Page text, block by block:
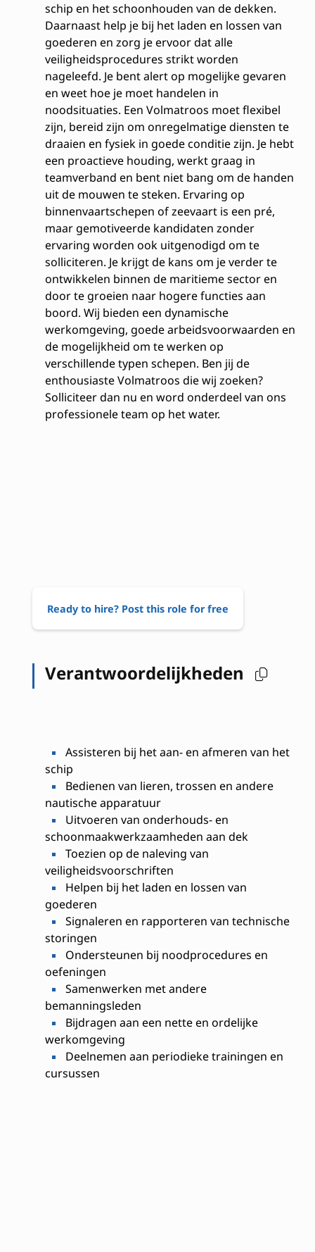
schip en het schoonhouden van de dekken.
Daarnaast help je bij het laden en lossen van
goederen en zorg je ervoor dat alle
veiligheidsprocedures strikt worden
nageleefd. Je bent alert op mogelijke gevaren
en weet hoe je moet handelen in
noodsituaties. Een Volmatroos moet flexibel
zijn, bereid zijn om onregelmatige diensten te
draaien en fysiek in goede conditie zijn. Je hebt
een proactieve houding, werkt graag in
teamverband en bent niet bang om de handen
uit de mouwen te steken. Ervaring op
binnenvaartschepen of zeevaart is een pré,
maar gemotiveerde kandidaten zonder
ervaring worden ook uitgenodigd om te
solliciteren. Je krijgt de kans om je verder te
ontwikkelen binnen de maritieme sector en
door te groeien naar hogere functies aan
boord. Wij bieden een dynamische
werkomgeving, goede arbeidsvoorwaarden en
de mogelijkheid om te werken op
verschillende typen schepen. Ben jij de
enthousiaste Volmatroos die wij zoeken?
Solliciteer dan nu en word onderdeel van ons
professionele team op het water.
Ready to hire? Post this role for free
Verantwoordelijkheden
Assisteren bij het aan- en afmeren van het
schip
Bedienen van lieren, trossen en andere
nautische apparatuur
Uitvoeren van onderhouds- en
schoonmaakwerkzaamheden aan dek
Toezien op de naleving van
veiligheidsvoorschriften
Helpen bij het laden en lossen van
goederen
Signaleren en rapporteren van technische
storingen
Ondersteunen bij noodprocedures en
oefeningen
Samenwerken met andere
bemanningsleden
Bijdragen aan een nette en ordelijke
werkomgeving
Deelnemen aan periodieke trainingen en
cursussen